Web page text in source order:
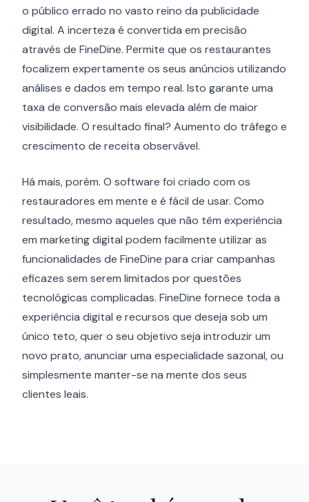
o público errado no vasto reino da publicidade
digital. A incerteza é convertida em precisão
através de FineDine. Permite que os restaurantes
focalizem expertamente os seus anúncios utilizando
análises e dados em tempo real. Isto garante uma
taxa de conversão mais elevada além de maior
visibilidade. O resultado final? Aumento do tráfego e
crescimento de receita observável.
Há mais, porém. O software foi criado com os
restauradores em mente e é fácil de usar. Como
resultado, mesmo aqueles que não têm experiência
em marketing digital podem facilmente utilizar as
funcionalidades de FineDine para criar campanhas
eficazes sem serem limitados por questões
tecnológicas complicadas. FineDine fornece toda a
experiência digital e recursos que deseja sob um
único teto, quer o seu objetivo seja introduzir um
novo prato, anunciar uma especialidade sazonal, ou
simplesmente manter-se na mente dos seus
clientes leais.